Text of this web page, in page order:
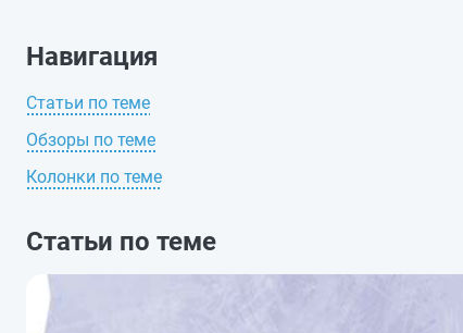
Статьи по теме
Навигация
Статьи по теме
Обзоры по теме
Колонки по теме